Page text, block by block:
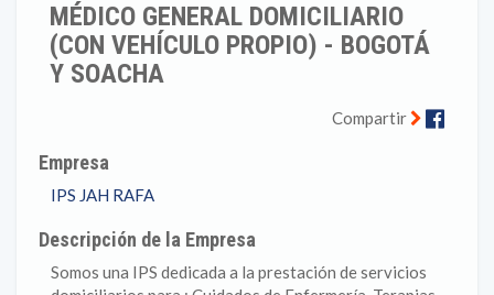
MÉDICO GENERAL DOMICILIARIO
(CON VEHÍCULO PROPIO) - BOGOTÁ
Y SOACHA
Compartir
Empresa
IPS JAH RAFA
Descripción de la Empresa
Somos una IPS dedicada a la prestación de servicios